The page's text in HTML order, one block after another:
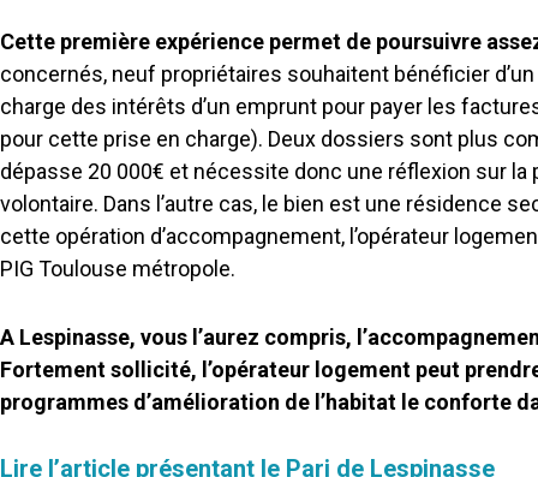
Cette première expérience permet de poursuivre
concernés, neuf propriétaires souhaitent bénéficier
charge des intérêts d’un emprunt pour payer les
pour cette prise en charge). Deux dossiers sont plus
dépasse 20 000€ et nécessite donc une réflexion sur
volontaire. Dans l’autre cas, le bien est une résidence
cette opération d’accompagnement, l’opérateur
PIG Toulouse métropole.
A Lespinasse, vous l’aurez compris,
Fortement sollicité, l’opérateur logement peut
programmes d’amélioration de l’habitat le conforte
Lire l’article présentant le Pari de Lespinasse